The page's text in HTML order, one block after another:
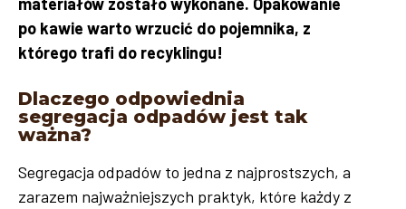
po kawie warto wrzucić do pojemnika, z
którego trafi do recyklingu!
Dlaczego odpowiednia
segregacja odpadów jest tak
ważna?
Segregacja odpadów to jedna z najprostszych, a
zarazem najważniejszych praktyk, które każdy z